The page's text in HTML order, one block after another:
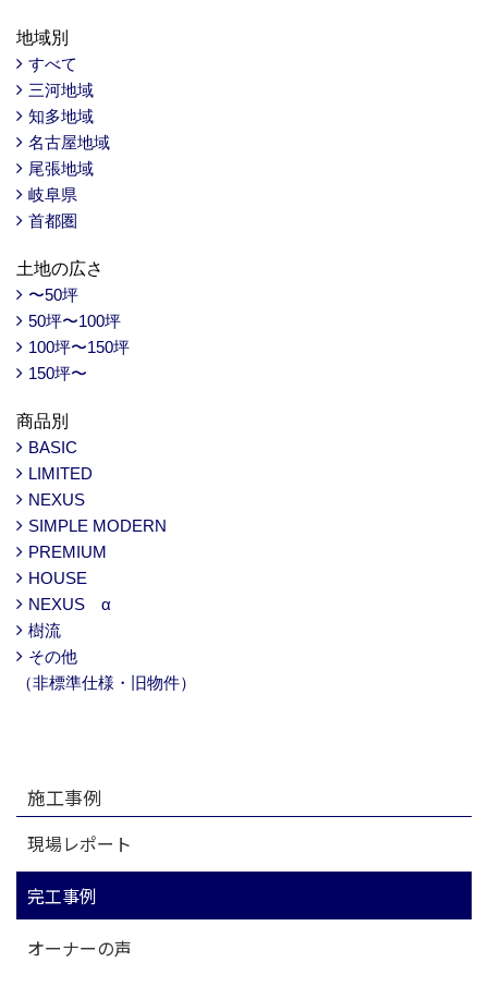
地域別
すべて
三河地域
知多地域
名古屋地域
尾張地域
岐阜県
首都圏
土地の広さ
〜50坪
50坪〜100坪
100坪〜150坪
150坪〜
商品別
BASIC
LIMITED
NEXUS
SIMPLE MODERN
PREMIUM
HOUSE
NEXUS α
樹流
その他
（非標準仕様・旧物件）
施工事例
現場レポート
完工事例
オーナーの声